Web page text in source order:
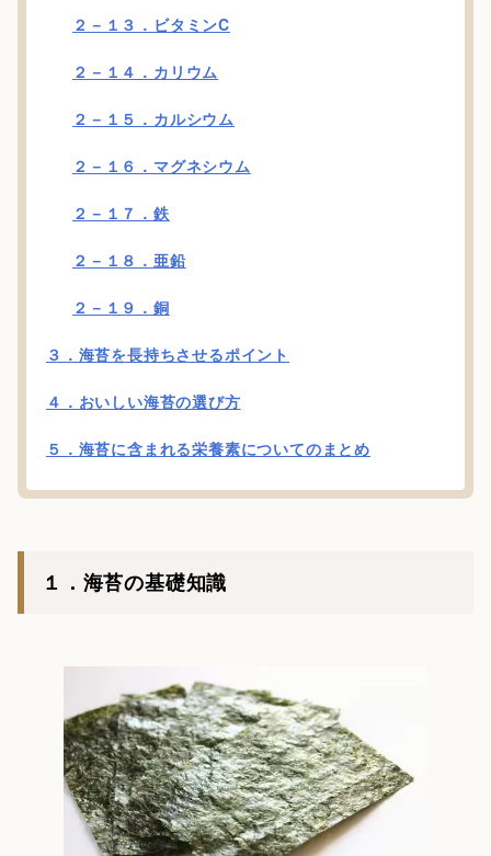
２－１３．ビタミンC
２－１４．カリウム
２－１５．カルシウム
２－１６．マグネシウム
２－１７．鉄
２－１８．亜鉛
２－１９．銅
３．海苔を長持ちさせるポイント
４．おいしい海苔の選び方
５．海苔に含まれる栄養素についてのまとめ
１．海苔の基礎知識